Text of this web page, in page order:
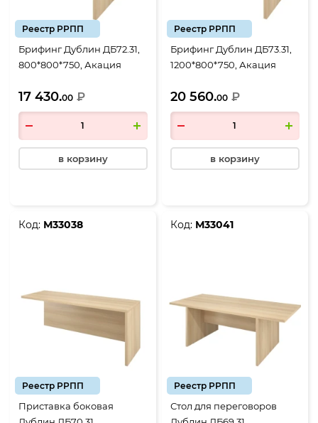
Реестр РРПП
Брифинг Дублин ДБ72.31,
800*800*750, Акация
17 430.00 ₽
в корзину
Реестр РРПП
Брифинг Дублин ДБ73.31,
1200*800*750, Акация
20 560.00 ₽
в корзину
Код: М33038
Реестр РРПП
Приставка боковая
Код: М33041
Реестр РРПП
Стол для переговоров